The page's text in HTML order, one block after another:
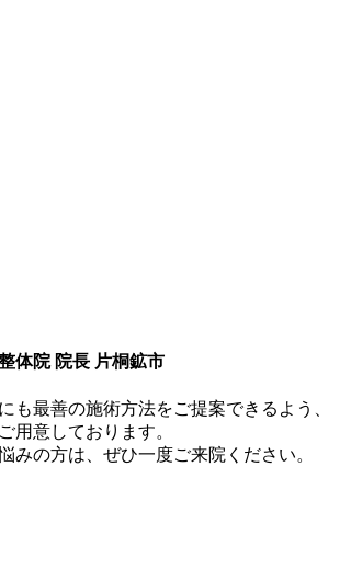
体院 院長 片桐鉱市
も最善の施術方法をご提案できるよう、
用意しております。
みの方は、ぜひ一度ご来院ください。